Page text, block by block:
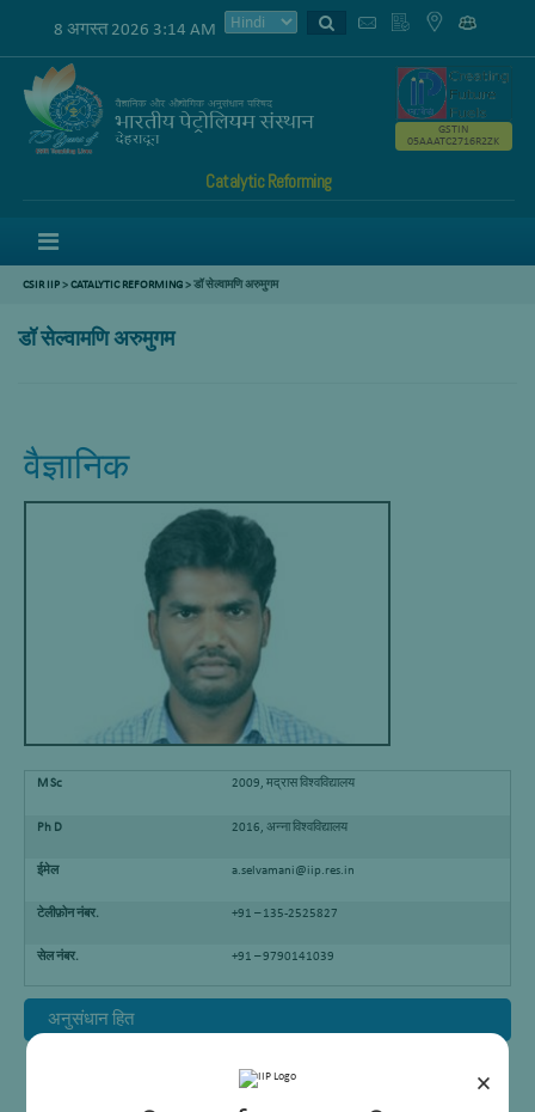
×
8 अगस्त 2026 3:14 AM
Catalytic Reforming
GSTIN
05AAATC2716R2ZK
CSIR IIP>CATALYTIC REFORMING> डॉ सेल्वामणि अरुमुगम
डॉ सेल्वामणि अरुमुगम
वैज्ञानिक
M Sc 2009, मद्रास विश्वविद्यालय
Ph D 2016, अन्ना विश्वविद्यालय
ईमेल a.selvamani@iip.res.in
टेलीफ़ोन नंबर. +91 – 135-2525827
सेल नंबर. +91 – 9790141039
अनुसंधान हित